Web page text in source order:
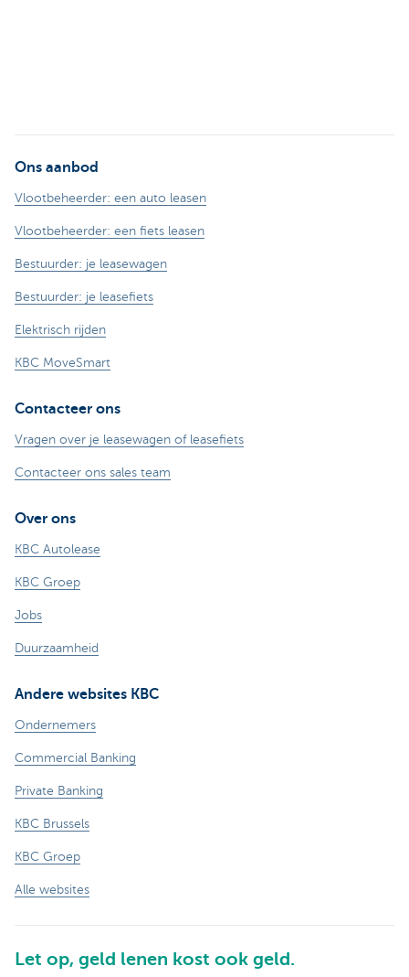
Ons aanbod
Vlootbeheerder: een auto leasen
Vlootbeheerder: een fiets leasen
Bestuurder: je leasewagen
Bestuurder: je leasefiets
Elektrisch rijden
KBC MoveSmart
Contacteer ons
Vragen over je leasewagen of leasefiets
Contacteer ons sales team
Over ons
KBC Autolease
KBC Groep
Jobs
Duurzaamheid
Andere websites KBC
Ondernemers
Commercial Banking
Private Banking
KBC Brussels
KBC Groep
Alle websites
Let op, geld lenen kost ook geld.